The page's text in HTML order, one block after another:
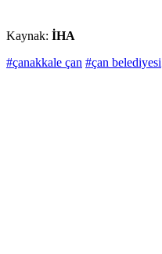
Kaynak: İHA
#çanakkale çan #çan belediyesi